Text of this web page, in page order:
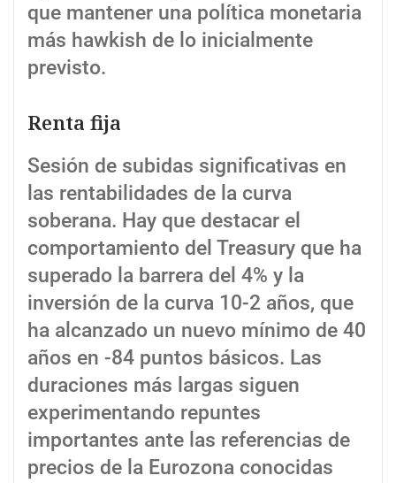
que mantener una política monetaria
más hawkish de lo inicialmente
previsto.
Renta fija
Sesión de subidas significativas en
las rentabilidades de la curva
soberana. Hay que destacar el
comportamiento del Treasury que ha
superado la barrera del 4% y la
inversión de la curva 10-2 años, que
ha alcanzado un nuevo mínimo de 40
años en -84 puntos básicos. Las
duraciones más largas siguen
experimentando repuntes
importantes ante las referencias de
precios de la Eurozona conocidas